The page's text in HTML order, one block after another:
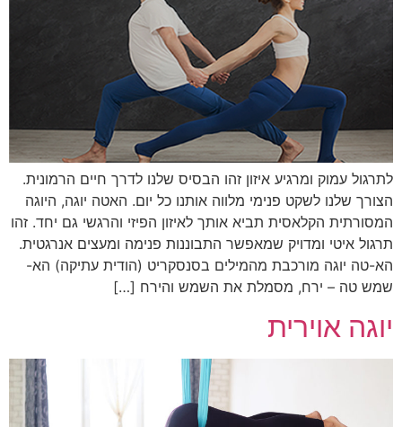
לתרגול עמוק ומרגיע איזון זהו הבסיס שלנו לדרך חיים הרמונית.
הצורך שלנו לשקט פנימי מלווה אותנו כל יום. האטה יוגה, היוגה
המסורתית הקלאסית תביא אותך לאיזון הפיזי והרגשי גם יחד. זהו
תרגול איטי ומדויק שמאפשר התבוננות פנימה ומעצים אנרגטית.
הא-טה יוגה מורכבת מהמילים בסנסקריט (הודית עתיקה) הא-
שמש טה – ירח, מסמלת את השמש והירח […]
יוגה אוירית